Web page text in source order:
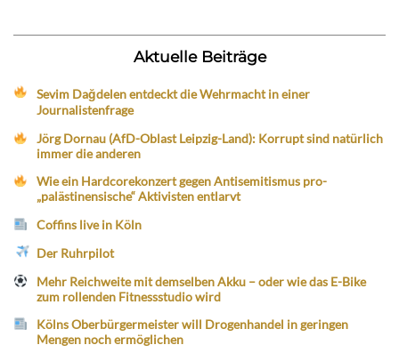
Aktuelle Beiträge
Sevim Dağdelen entdeckt die Wehrmacht in einer
Journalistenfrage
Jörg Dornau (AfD-Oblast Leipzig-Land): Korrupt sind natürlich
immer die anderen
Wie ein Hardcorekonzert gegen Antisemitismus pro-
„palästinensische“ Aktivisten entlarvt
Coffins live in Köln
Der Ruhrpilot
Mehr Reichweite mit demselben Akku – oder wie das E-Bike
zum rollenden Fitnessstudio wird
Kölns Oberbürgermeister will Drogenhandel in geringen
Mengen noch ermöglichen